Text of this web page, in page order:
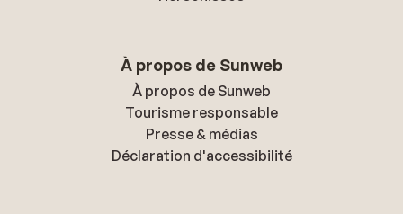
À propos de Sunweb
À propos de Sunweb
Tourisme responsable
Presse & médias
Déclaration d'accessibilité